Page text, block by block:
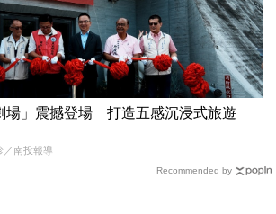
場」震撼登場 打造五感沉浸式旅遊
／南投報導
Recommended by